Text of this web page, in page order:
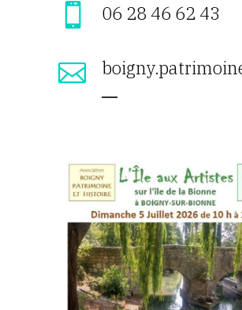
06 28 46 62 43